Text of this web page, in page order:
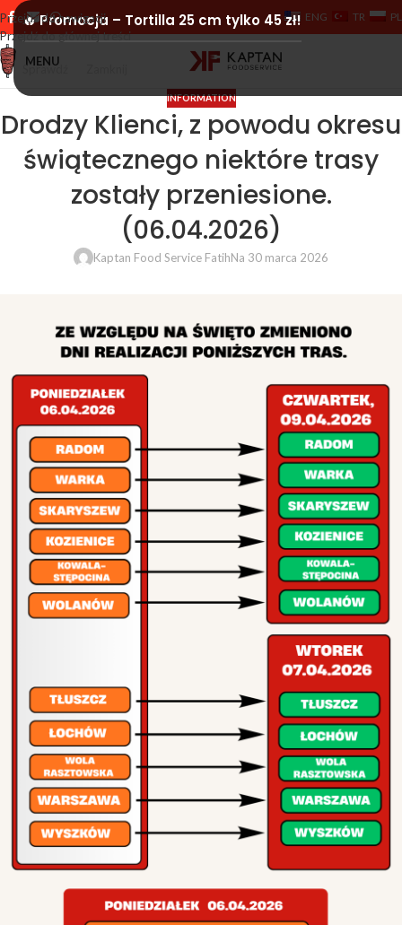
Przejdź do nawigacji
Przejdź do głównej treści
🔥 Promocja – Tortilla 25 cm tylko 45 zł!
Sprawdź
ENG TR PL
MENU
INFORMATION
Drodzy Klienci, z powodu okresu
świątecznego niektóre trasy
zostały przeniesione.
(06.04.2026)
Kaptan Food Service FatihNa 30 marca 2026